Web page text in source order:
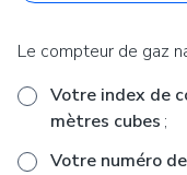
Le compteur de gaz
Votre index de
mètres cubes ;
Votre numéro